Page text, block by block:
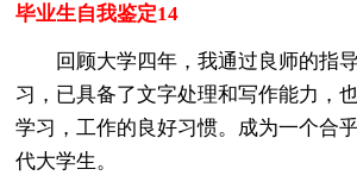
毕业生自我鉴定14
回顾大学四年，我通过良师的指导
习，已具备了文字处理和写作能力，
学习，工作的良好习惯。成为一个合
代大学生。